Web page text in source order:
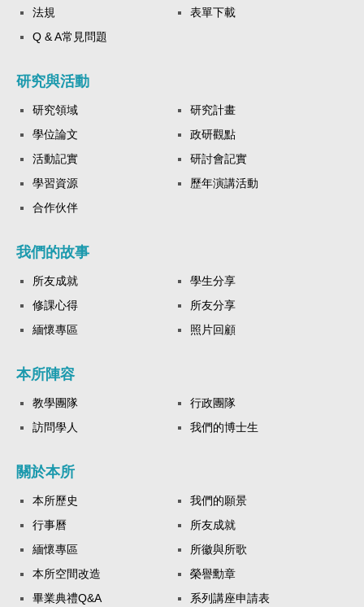
法規
表單下載
Q & A常見問題
研究與活動
研究領域
研究計畫
學位論文
政研觀點
活動記實
研討會記實
學習資源
歷年演講活動
合作伙伴
我們的故事
所友成就
學生分享
修課心得
所友分享
緬懷專區
照片回顧
本所陣容
教學團隊
行政團隊
訪問學人
我們的博士生
關於本所
本所歷史
我們的願景
行事曆
所友成就
緬懷專區
所徽與所歌
本所空間改造
榮譽勳章
畢業典禮Q&A
系列講座申請表